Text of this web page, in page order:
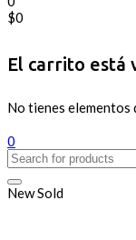
$0
El carrito está
No tienes
0
NewSold